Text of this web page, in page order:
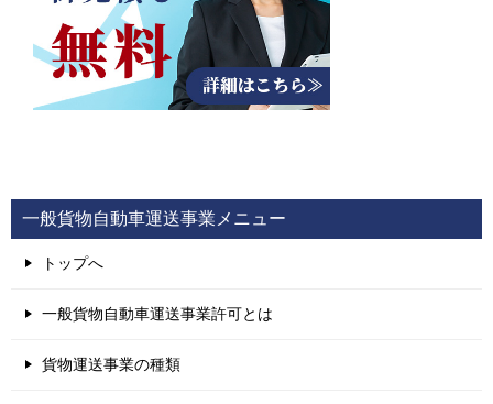
一般貨物自動車運送事業メニュー
トップへ
一般貨物自動車運送事業許可とは
貨物運送事業の種類